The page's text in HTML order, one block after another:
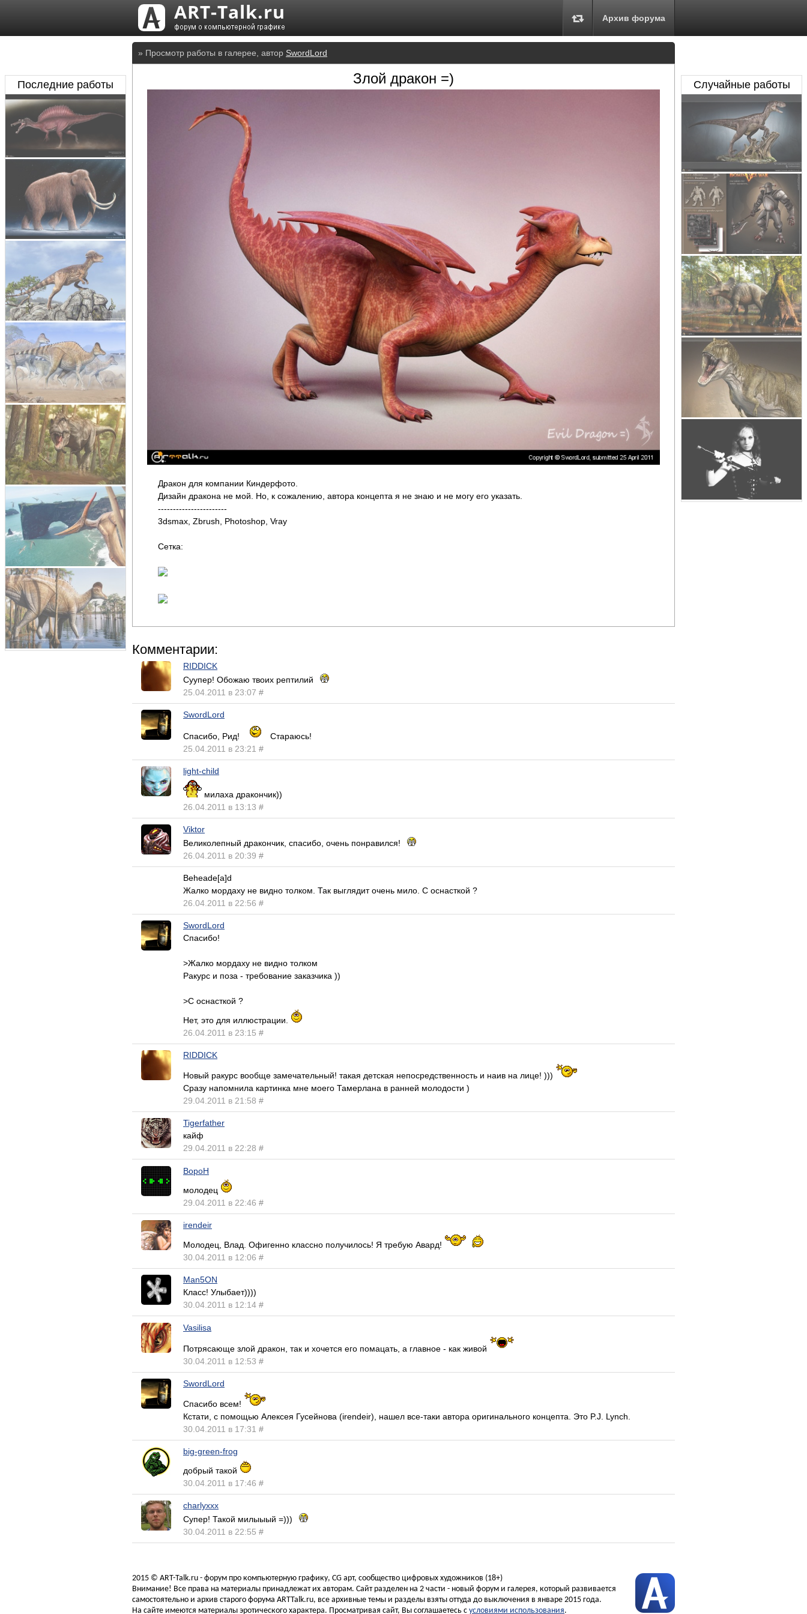
Архив форума
» Просмотр работы в галерее, автор SwordLord
Злой дракон =)
Дракон для компании Киндерфото.
Дизайн дракона не мой. Но, к сожалению, автора концепта я не знаю и не могу его указать.
-----------------------
3dsmax, Zbrush, Photoshop, Vray
Сетка:
Комментарии:
RIDDICK
Суупер! Обожаю твоих рептилий
25.04.2011 в 23:07 #
SwordLord
Спасибо, Рид!
Стараюсь!
25.04.2011 в 23:21 #
light-child
милаха дракончик))
26.04.2011 в 13:13 #
Viktor
Великолепный дракончик, спасибо, очень понравился!
26.04.2011 в 20:39 #
Beheade[a]d
Жалко мордаху не видно толком. Так выглядит очень мило. С оснасткой ?
26.04.2011 в 22:56 #
SwordLord
Спасибо!
>Жалко мордаху не видно толком
Ракурс и поза - требование заказчика ))
>С оснасткой ?
Нет, это для иллюстрации.
26.04.2011 в 23:15 #
RIDDICK
Новый ракурс вообще замечательный! такая детская непосредственность и наив на лице! )))
Сразу напомнила картинка мне моего Тамерлана в ранней молодости )
29.04.2011 в 21:58 #
Tigerfather
кайф
29.04.2011 в 22:28 #
BopoH
молодец
29.04.2011 в 22:46 #
irendeir
Молодец, Влад. Офигенно классно получилось! Я требую Авард!
30.04.2011 в 12:06 #
Man5ON
Класс! Улыбает))))
30.04.2011 в 12:14 #
Vasilisa
Потрясающе злой дракон, так и хочется его помацать, а главное - как живой
30.04.2011 в 12:53 #
SwordLord
Спасибо всем!
Кстати, с помощью Алексея Гусейнова (irendeir), нашел все-таки автора оригинального концепта. Это P.J. Lynch.
30.04.2011 в 17:31 #
big-green-frog
добрый такой
30.04.2011 в 17:46 #
charlyxxx
Супер! Такой милыыый =)))
30.04.2011 в 22:55 #
Последние работы Случайные работы
2015 © ART-Talk.ru - форум про компьютерную графику, CG арт, сообщество цифровых художников (18+)
Внимание! Все права на материалы принадлежат их авторам. Сайт разделен на 2 части - новый форум и галерея, который развивается
самостоятельно и архив старого форума ARTTalk.ru, все архивные темы и разделы взяты оттуда до выключения в январе 2015 года.
На сайте имеются материалы эротического характера. Просматривая сайт, Вы соглашаетесь с условиями использования.